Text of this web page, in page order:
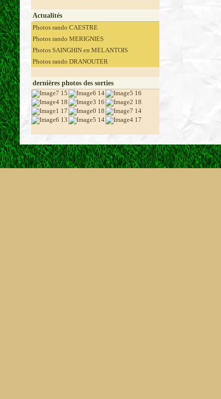
Actualités
Photos rando CAESTRE
Photos rando MERIGNIES
Photos SAINGHIN en MELANTOIS
Photos rando DRANOUTER
dernières photos des sorties